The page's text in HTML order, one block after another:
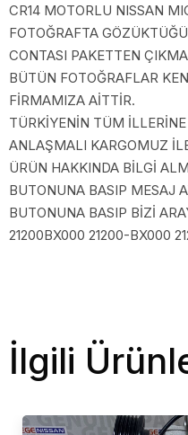
CR14 MOTORLU NISSAN
FOTOĞRAFTA
CONTASI PAKETTEN
BÜTÜN FOTOĞRAFLAR
FİRMAMIZA AİTTİR.
TÜRKİYENİN TÜM
ANLAŞMALI KARGOMUZ
ÜRÜN HAKKINDA BİLGİ
BUTONUNA BASIP MESAJ
BUTONUNA BASIP BİZİ
21200BX000 21200-BX000
İlgili